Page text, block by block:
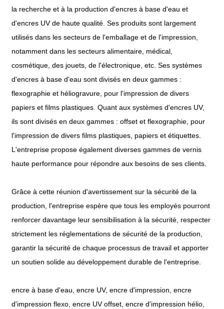
la recherche et à la production d'encres à base d'eau et
d'encres UV de haute qualité. Ses produits sont largement
utilisés dans les secteurs de l'emballage et de l'impression,
notamment dans les secteurs alimentaire, médical,
cosmétique, des jouets, de l'électronique, etc. Ses systèmes
d'encres à base d'eau sont divisés en deux gammes :
flexographie et héliogravure, pour l'impression de divers
papiers et films plastiques. Quant aux systèmes d'encres UV,
ils sont divisés en deux gammes : offset et flexographie, pour
l'impression de divers films plastiques, papiers et étiquettes.
L'entreprise propose également diverses gammes de vernis
haute performance pour répondre aux besoins de ses clients.
Grâce à cette réunion d'avertissement sur la sécurité de la
production, l'entreprise espère que tous les employés pourront
renforcer davantage leur sensibilisation à la sécurité, respecter
strictement les réglementations de sécurité de la production,
garantir la sécurité de chaque processus de travail et apporter
un soutien solide au développement durable de l'entreprise.
encre à base d'eau, encre UV, encre d'impression, encre
d'impression flexo, encre UV offset, encre d'impression hélio,